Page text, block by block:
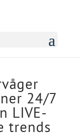
24/7
LIVE-
trends